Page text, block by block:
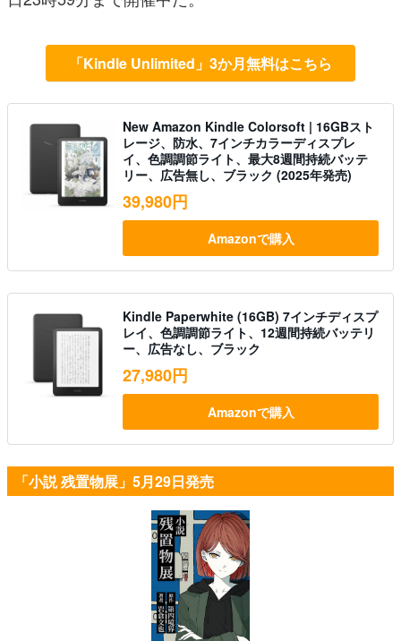
「Kindle Unlimited」3か月無料はこちら
New Amazon Kindle Colorsoft | 16GBスト
レージ、防水、7インチカラーディスプレ
イ、色調調節ライト、最大8週間持続バッテ
リー、広告無し、ブラック (2025年発売)
39,980円
Amazonで購入
Kindle Paperwhite (16GB) 7インチディスプ
レイ、色調調節ライト、12週間持続バッテリ
ー、広告なし、ブラック
27,980円
Amazonで購入
「小説 残置物展」5月29日発売